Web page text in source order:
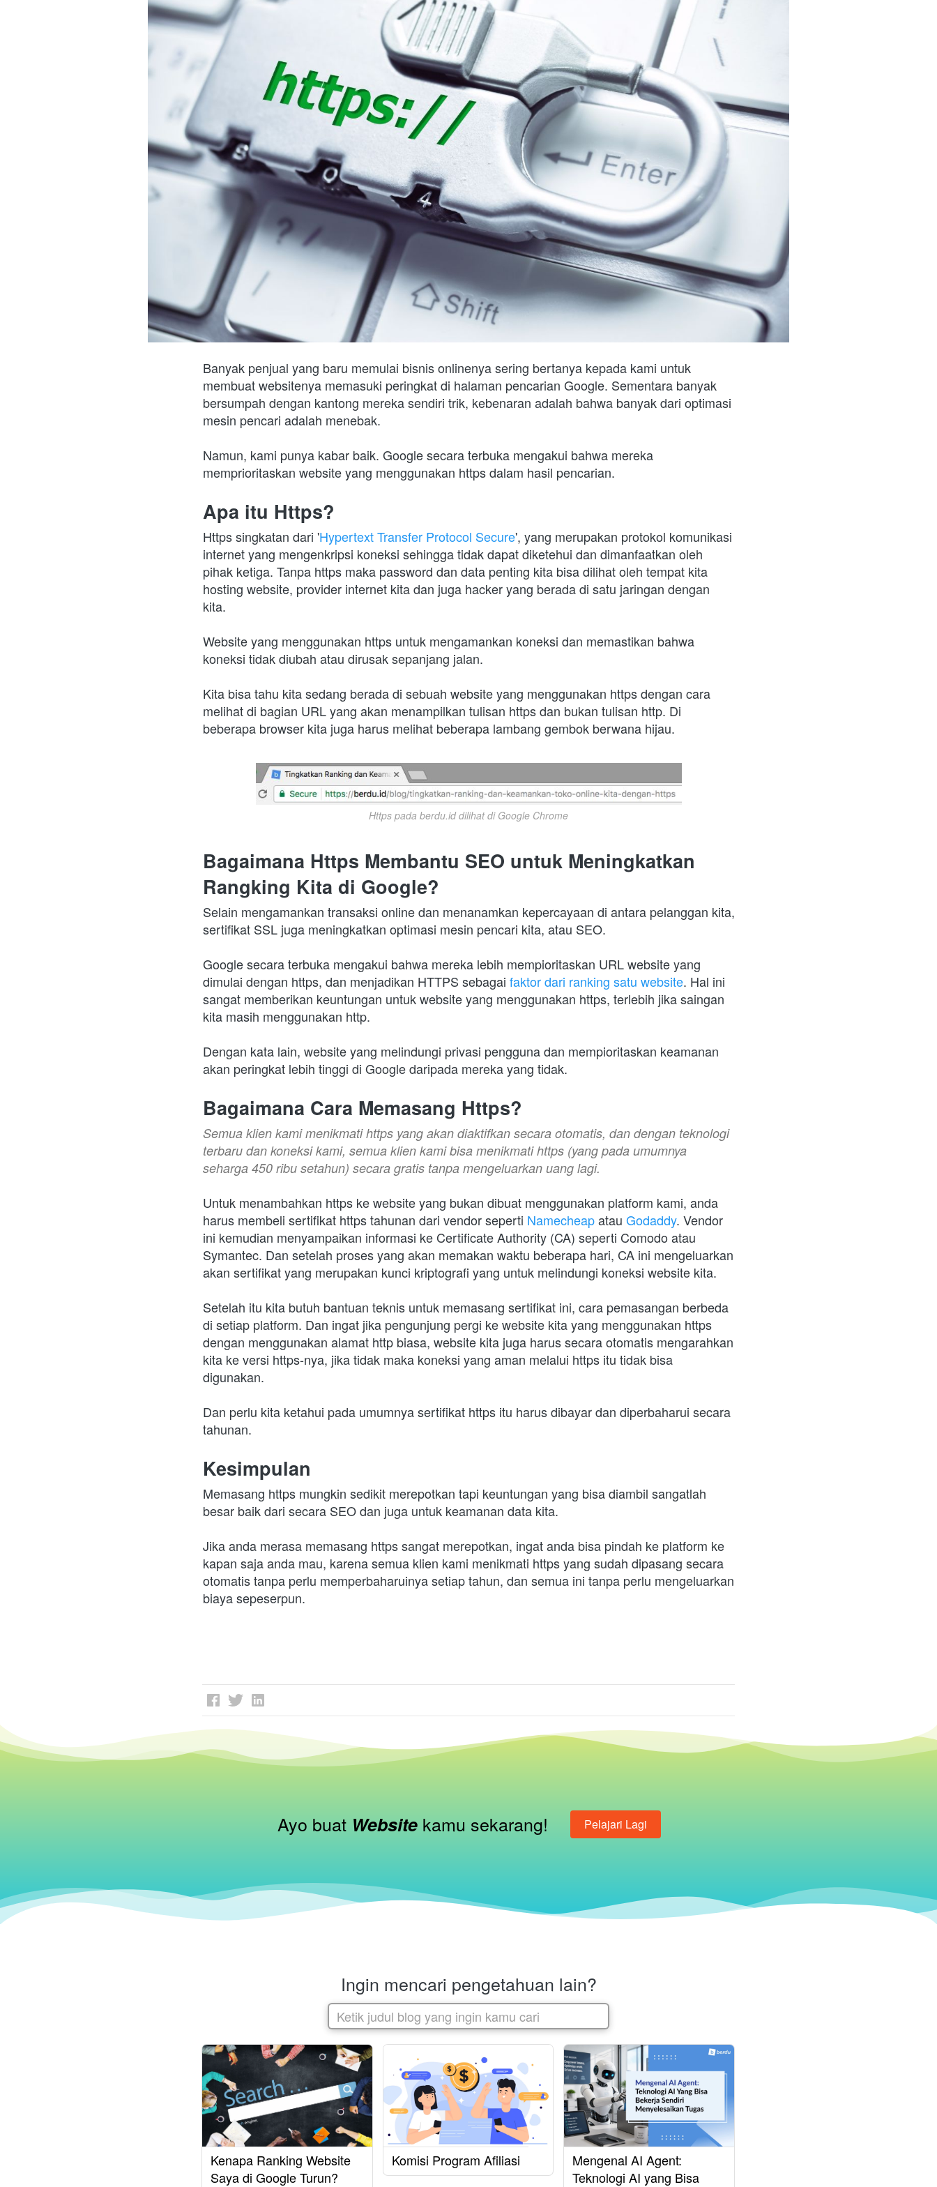
Banyak penjual yang baru memulai bisnis onlinenya sering bertanya kepada kami untuk
membuat websitenya memasuki peringkat di halaman pencarian Google. Sementara banyak
bersumpah dengan kantong mereka sendiri trik, kebenaran adalah bahwa banyak dari optimasi
mesin pencari adalah menebak.
Namun, kami punya kabar baik. Google secara terbuka mengakui bahwa mereka
memprioritaskan website yang menggunakan https dalam hasil pencarian.
Apa itu Https?
Https singkatan dari 'Hypertext Transfer Protocol Secure', yang merupakan protokol komunikasi
internet yang mengenkripsi koneksi sehingga tidak dapat diketehui dan dimanfaatkan oleh
pihak ketiga. Tanpa https maka password dan data penting kita bisa dilihat oleh tempat kita
hosting website, provider internet kita dan juga hacker yang berada di satu jaringan dengan
kita.
Website yang menggunakan https untuk mengamankan koneksi dan memastikan bahwa
koneksi tidak diubah atau dirusak sepanjang jalan.
Kita bisa tahu kita sedang berada di sebuah website yang menggunakan https dengan cara
melihat di bagian URL yang akan menampilkan tulisan https dan bukan tulisan http. Di
beberapa browser kita juga harus melihat beberapa lambang gembok berwana hijau.
Https pada berdu.id dilihat di Google Chrome
Bagaimana Https Membantu SEO untuk Meningkatkan
Rangking Kita di Google?
Selain mengamankan transaksi online dan menanamkan kepercayaan di antara pelanggan kita,
sertifikat SSL juga meningkatkan optimasi mesin pencari kita, atau SEO.
Google secara terbuka mengakui bahwa mereka lebih mempioritaskan URL website yang
dimulai dengan https, dan menjadikan HTTPS sebagai faktor dari ranking satu website. Hal ini
sangat memberikan keuntungan untuk website yang menggunakan https, terlebih jika saingan
kita masih menggunakan http.
Dengan kata lain, website yang melindungi privasi pengguna dan mempioritaskan keamanan
akan peringkat lebih tinggi di Google daripada mereka yang tidak.
Bagaimana Cara Memasang Https?
Semua klien kami menikmati https yang akan diaktifkan secara otomatis, dan dengan teknologi
terbaru dan koneksi kami, semua klien kami bisa menikmati https (yang pada umumnya
seharga 450 ribu setahun) secara gratis tanpa mengeluarkan uang lagi.
Untuk menambahkan https ke website yang bukan dibuat menggunakan platform kami, anda
harus membeli sertifikat https tahunan dari vendor seperti Namecheap atau Godaddy. Vendor
ini kemudian menyampaikan informasi ke Certificate Authority (CA) seperti Comodo atau
Symantec. Dan setelah proses yang akan memakan waktu beberapa hari, CA ini mengeluarkan
akan sertifikat yang merupakan kunci kriptografi yang untuk melindungi koneksi website kita.
Setelah itu kita butuh bantuan teknis untuk memasang sertifikat ini, cara pemasangan berbeda
di setiap platform. Dan ingat jika pengunjung pergi ke website kita yang menggunakan https
dengan menggunakan alamat http biasa, website kita juga harus secara otomatis mengarahkan
kita ke versi https-nya, jika tidak maka koneksi yang aman melalui https itu tidak bisa
digunakan.
Dan perlu kita ketahui pada umumnya sertifikat https itu harus dibayar dan diperbaharui secara
tahunan.
Kesimpulan
Memasang https mungkin sedikit merepotkan tapi keuntungan yang bisa diambil sangatlah
besar baik dari secara SEO dan juga untuk keamanan data kita.
Jika anda merasa memasang https sangat merepotkan, ingat anda bisa pindah ke platform ke
kapan saja anda mau, karena semua klien kami menikmati https yang sudah dipasang secara
otomatis tanpa perlu memperbaharuinya setiap tahun, dan semua ini tanpa perlu mengeluarkan
biaya sepeserpun.
Ayo buat Website kamu sekarang! `Pelajari Lagi
Ingin mencari pengetahuan lain?
Ketik judul blog yang ingin kamu cari
Kenapa Ranking Website
Saya di Google Turun?
Komisi Program Afiliasi
Mengenal AI Agent:
Teknologi AI yang Bisa